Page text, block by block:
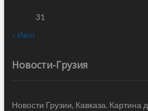
31
« Июл
Новости-Грузия
Новости Грузии, Кавказа. Картина